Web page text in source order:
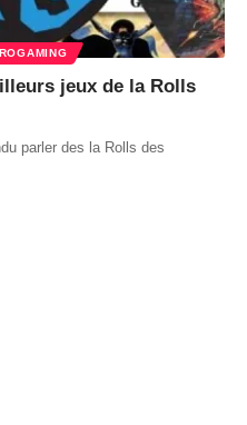
jeux de la Rolls
parler des la Rolls des